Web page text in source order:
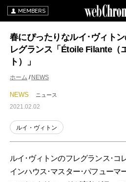
MEMBERS
春にぴったりなルイ･ヴィト
レグランス「Étoile Filante（
ト）」
ホーム NEWS
NEWS ニュース
2021.02.02
ルイ・ヴィトン
ルイ･ヴィトンのフレグランス･コ
インハウス･マスター･パフューマ